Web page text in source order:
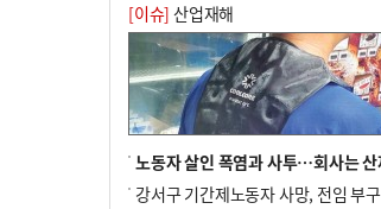
10 경찰가족 관련 사건 45건…그동안
차 안해
[이슈] 산업재해